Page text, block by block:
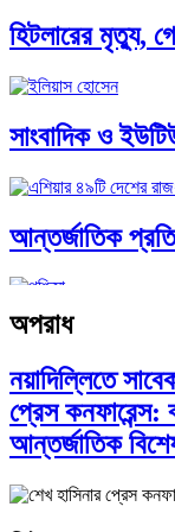
পাকিস্তান, চীন
হিটলারের মৃত্যু,
সাংবাদিক ও
আন্তর্জাতিক
সব সভ্যতারই
পরবর্তী
অপরাধ
নয়াদিল্লিতে
প্রেস
আন্তর্জাতিক